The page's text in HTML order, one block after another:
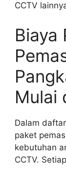
CCTV
Biaya
Mulai
Dalam
paket
kebutuhan
CCTV.